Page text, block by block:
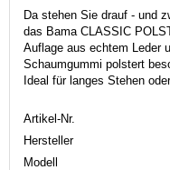
Da stehen Sie drauf - und
das Bama CLASSIC
Auflage aus echtem Leder
Schaumgummi polstert
Ideal für langes Stehen
Artikel-Nr.
Hersteller
Modell